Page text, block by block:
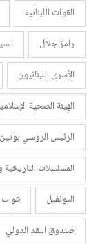
القوات اللبنانية
رامز جلال
الأسرى اللبنانيون
الهيئة الصحية
الرئيس الروسي بوتين
المسلسلات
اليونفيل
قوات
صندوق النقد الدولي